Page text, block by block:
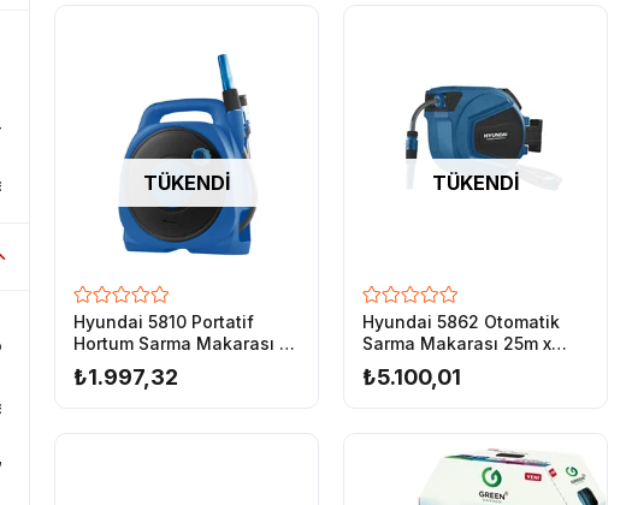
– Evsel Profesyonel Uygulamalar
Evsel Hafif Profesyonel Uygulamalar
Uygulamaları – Evsel Profesyonel Kullanım
Örgü Takviyeli
Örgü Takviyeli
TÜKENDI
Hyundai 5810 Portatif
Hortum Sarma Makarası ve
Hortumu
₺1.997,32
TÜKENDI
Hyundai 5862 Otomatik
Sarma Makarası 25m x
13mm
₺5.100,01